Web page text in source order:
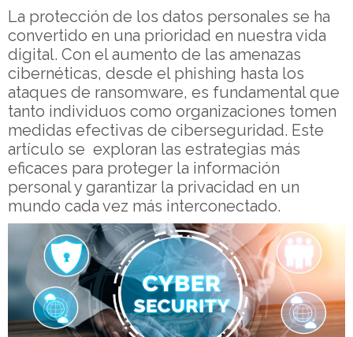
La protección de los datos personales se ha
convertido en una prioridad en nuestra vida
digital. Con el aumento de las amenazas
cibernéticas, desde el phishing hasta los
ataques de ransomware, es fundamental que
tanto individuos como organizaciones tomen
medidas efectivas de ciberseguridad. Este
artículo se exploran las estrategias más
eficaces para proteger la información
personal y garantizar la privacidad en un
mundo cada vez más interconectado.